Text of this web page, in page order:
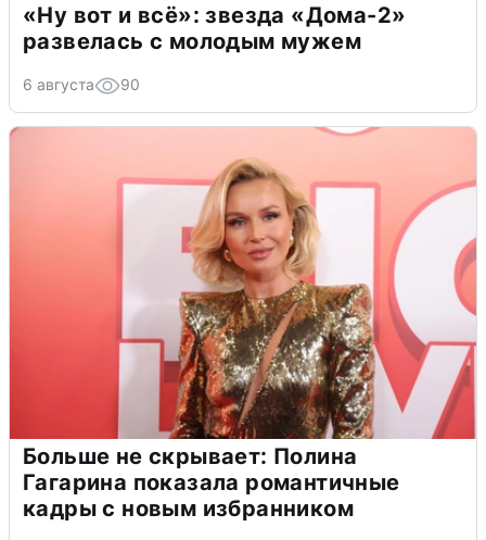
«Ну вот и всё»: звезда «Дома-2»
развелась с молодым мужем
6 августа 90
Больше не скрывает: Полина
Гагарина показала романтичные
кадры с новым избранником